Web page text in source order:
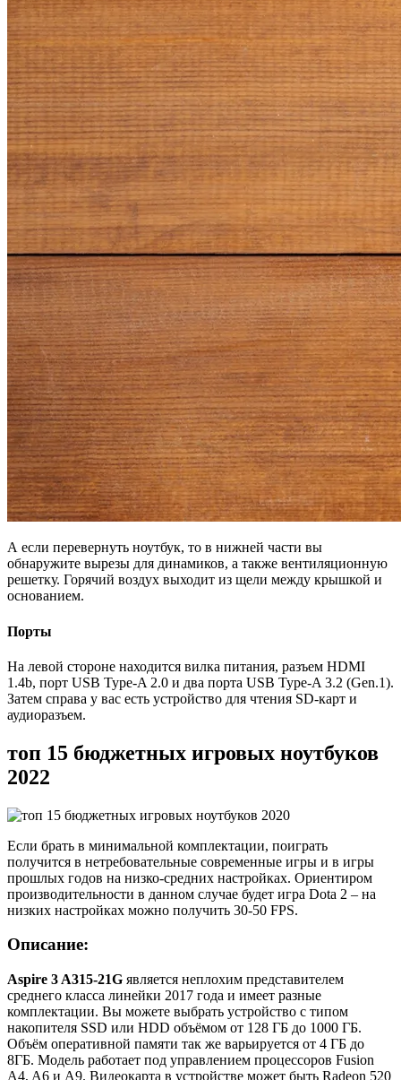
А если перевернуть ноутбук, то в нижней части вы
обнаружите вырезы для динамиков, а также вентиляционную
решетку. Горячий воздух выходит из щели между крышкой и
основанием.
Порты
На левой стороне находится вилка питания, разъем HDMI
1.4b, порт USB Type-A 2.0 и два порта USB Type-A 3.2 (Gen.1).
Затем справа у вас есть устройство для чтения SD-карт и
аудиоразъем.
топ 15 бюджетных игровых ноутбуков
2022
Если брать в минимальной комплектации, поиграть
получится в нетребовательные современные игры и в игры
прошлых годов на низко-средних настройках. Ориентиром
производительности в данном случае будет игра Dota 2 – на
низких настройках можно получить 30-50 FPS.
Описание:
Aspire 3 A315-21G является неплохим представителем
среднего класса линейки 2017 года и имеет разные
комплектации. Вы можете выбрать устройство с типом
накопителя SSD или HDD объёмом от 128 ГБ до 1000 ГБ.
Объём оперативной памяти так же варьируется от 4 ГБ до
8ГБ. Модель работает под управлением процессоров Fusion
A4, A6 и А9. Видеокарта в устройстве может быть Radeon 520